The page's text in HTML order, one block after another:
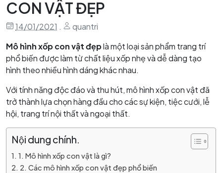
CON VẬT ĐẸP
14/01/2021 .
quantri
Mô hình xốp con vật đẹplà một loại sản phẩm trang trí
phổ biến được làm từ chất liệu xốp nhẹ và dễ dàng tạo
hình theo nhiều hình dáng khác nhau.
Với tính năng độc đáo và thu hút, mô hình xốp con vật đã
trở thành lựa chọn hàng đầu cho các sự kiện, tiệc cưới, lễ
hội, trang trí nội thất và ngoại thất.
Nội dung chính.
1. Mô hình xốp con vật là gì?
2. Các mô hình xốp con vật đẹp phổ biến